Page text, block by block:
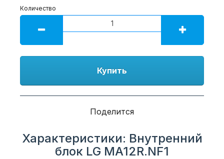
Количество
Купить
Поделится
Характеристики: Внутренний
блок LG MA12R.NF1